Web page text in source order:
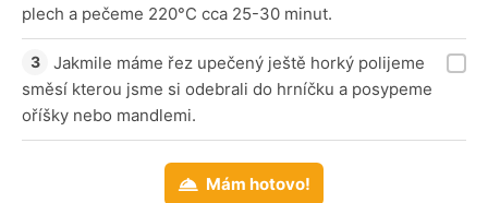
plech a pečeme 220°C cca 25-30 minut.
Jakmile máme řez upečený ještě horký polijeme
směsí kterou jsme si odebrali do hrníčku a posypeme
oříšky nebo mandlemi.
Mám hotovo!